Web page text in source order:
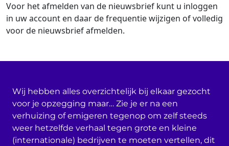
Voor het afmelden van de nieuwsbrief kunt u inloggen
in uw account en daar de frequentie wijzigen of volledig
voor de nieuwsbrief afmelden.
Wij hebben alles overzichtelijk bij elkaar gezocht
voor je opzegging maar… Zie je er na een
verhuizing of emigeren tegenop om zelf steeds
weer hetzelfde verhaal tegen grote en kleine
(internationale) bedrijven te moeten vertellen, dit